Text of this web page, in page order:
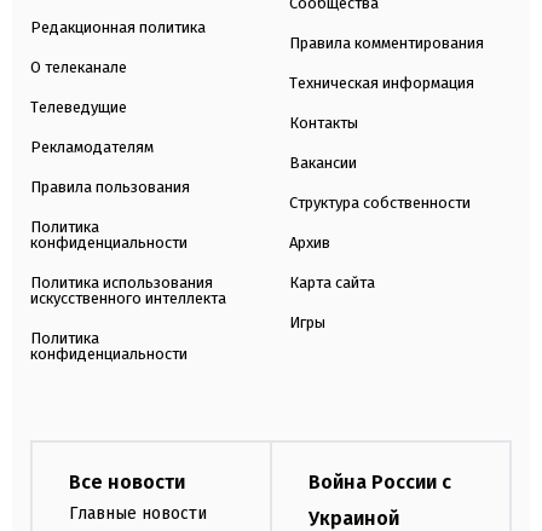
Редакционная политика
О телеканале
Телеведущие
Рекламодателям
Правила пользования
Политика
конфиденциальности
Политика использования
искусственного интеллекта
Политика
конфиденциальности
Правила комментирования
Техническая информация
Контакты
Вакансии
Структура собственности
Архив
Карта сайта
Игры
Все новости
Главные новости
Война России с
Украиной